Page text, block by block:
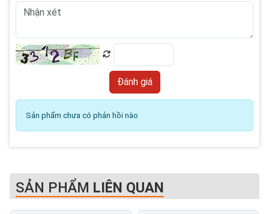
Sản phẩm chưa có phản hồi nào
SẢN PHẨM LIÊN QUAN